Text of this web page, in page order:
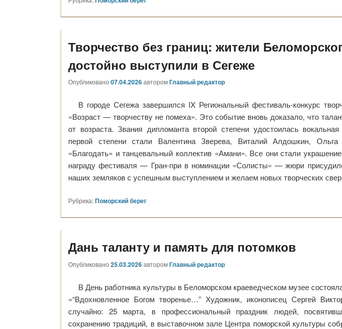
Творчество без границ: жители
достойно выступили в Сегеже
Опубликовано 07.04.2026авторомГлавный редактор
В городе Сегежа завершился IX Региональный фестиваль-конкурс
«Возраст — творчеству не помеха». Это событие вновь доказало, что
от возраста. Звания дипломанта второй степени удостоилась
первой степени стали Валентина Зверева, Виталий Алдошкин, Ольга
«Благодать» и танцевальный коллектив «Амани». Все они стали
награду фестиваля — Гран-при в номинации «Солисты» — жюри
наших земляков с успешным выступлением и желаем новых творческих
Рубрика:Поморский берег
Дань таланту и память для потомков
Опубликовано 25.03.2026авторомГлавный редактор
В День работника культуры в Беломорском краеведческом музее
«“Вдохновленное Богом творенье…” Художник, иконописец Сергей
случайно: 25 марта, в профессиональный праздник людей,
сохранению традиций, в выставочном зале Центра поморской культуры